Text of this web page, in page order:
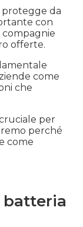
protegge da
con
compagnie
offerte.
come
che
per
perché
come
batteria